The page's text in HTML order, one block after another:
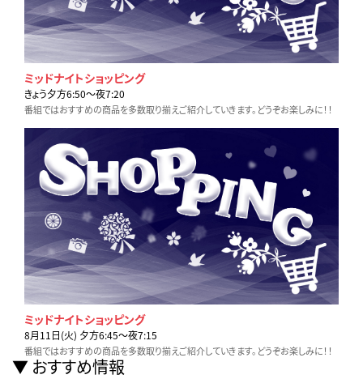
ミッドナイトショッピング
きょう夕方6:50〜夜7:20
番組ではおすすめの商品を多数取り揃えご紹介していきます。どうぞお楽しみに！！
ミッドナイトショッピング
8月11日(火) 夕方6:45〜夜7:15
番組ではおすすめの商品を多数取り揃えご紹介していきます。どうぞお楽しみに！！
おすすめ情報